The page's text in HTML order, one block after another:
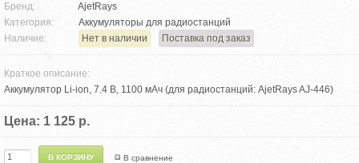
Бренд:
AjetRays
Категория:
Аккумуляторы для радиостанций
Наличие:
Нет в наличии Поставка под заказ
Краткое описание:
Аккумулятор Li-ion, 7.4 В, 1100 мАч (для радиостанций: AjetRays AJ-446)
Цена: 1 125 р.
В сравнение